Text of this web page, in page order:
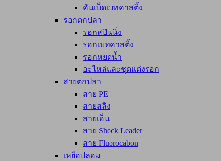
คันเบ็ดเบทคาสติ้ง
รอกตกปลา
รอกสปินนิ่ง
รอกเบทคาสติ้ง
รอกหยดน้ำ
อะไหล่และชุดแต่งรอก
สายตกปลา
สาย PE
สายสลิง
สายเอ็น
สาย Shock Leader
สาย Fluorocabon
เหยื่อปลอม